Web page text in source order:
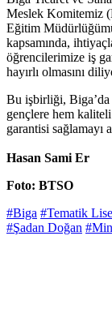
Meslek Komitemiz
Eğitim
kapsamında,
öğrencilerimize iş
hayırlı olmasını
Bu işbirliği, Biga’da
gençlere hem
garantisi sağlamayı
Hasan Sami Er
Foto: BTSO
#Biga #Tematik Lise
#Şadan Doğan